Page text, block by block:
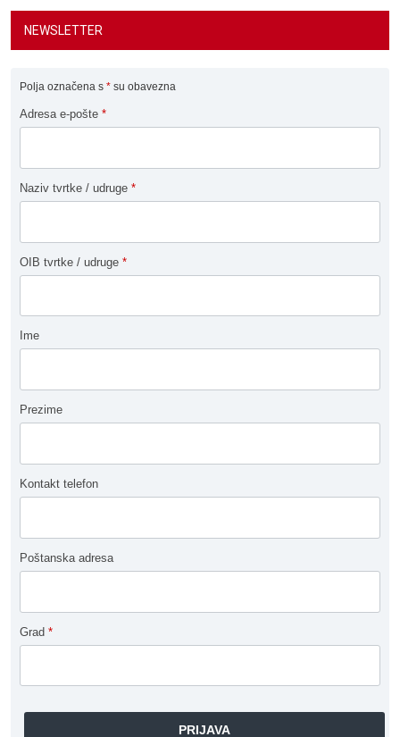
NEWSLETTER
Polja označena s * su obavezna
Adresa e-pošte *
Naziv tvrtke / udruge *
OIB tvrtke / udruge *
Ime
Prezime
Kontakt telefon
Poštanska adresa
Grad *